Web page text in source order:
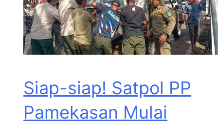
Siap-siap! Satpol PP
Pamekasan Mulai